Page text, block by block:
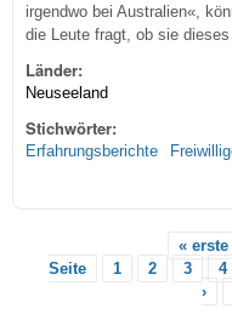
irgendwo bei Australien«,
die Leute fragt, ob sie
Länder:
Neuseeland
Stichwörter:
Erfahrungsberichte
Seiten
«
Seite
1 2 3 4
›